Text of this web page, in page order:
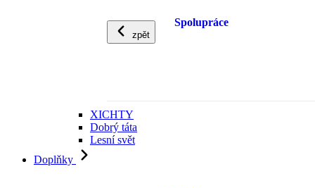
zpět
Spolupráce
XICHTY
Dobrý táta
Lesní svět
Doplňky